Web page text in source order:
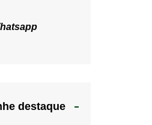
destaque